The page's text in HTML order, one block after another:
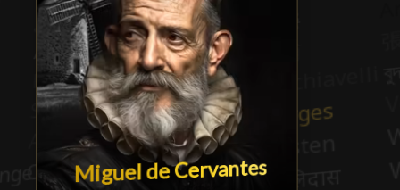
Miguel de Cervantes